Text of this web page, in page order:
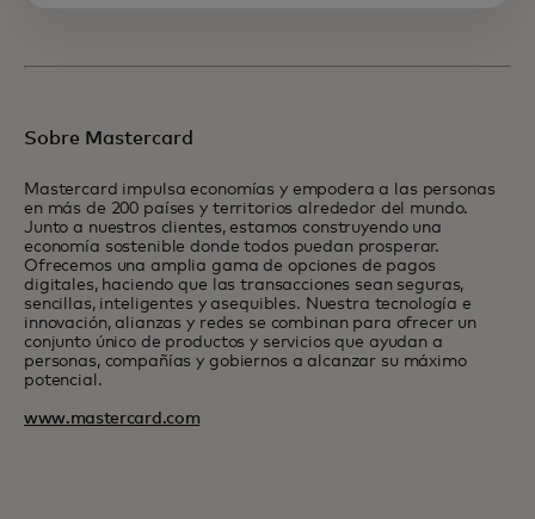
Sobre Mastercard
Mastercard impulsa economías y empodera a las personas
en más de 200 países y territorios alrededor del mundo.
Junto a nuestros clientes, estamos construyendo una
economía sostenible donde todos puedan prosperar.
Ofrecemos una amplia gama de opciones de pagos
digitales, haciendo que las transacciones sean seguras,
sencillas, inteligentes y asequibles. Nuestra tecnología e
innovación, alianzas y redes se combinan para ofrecer un
conjunto único de productos y servicios que ayudan a
personas, compañías y gobiernos a alcanzar su máximo
potencial.
www.mastercard.com